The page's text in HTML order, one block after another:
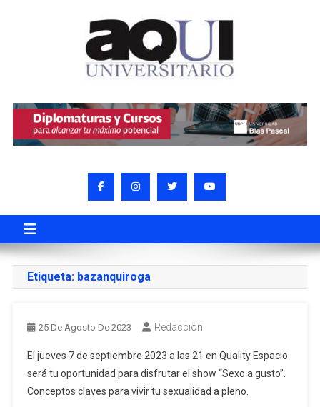
Etiqueta: bazanquiroga
25 De Agosto De 2023 Redacción
El jueves 7 de septiembre 2023 a las 21 en Quality Espacio
será tu oportunidad para disfrutar el show “Sexo a gusto”.
Conceptos claves para vivir tu sexualidad a pleno.